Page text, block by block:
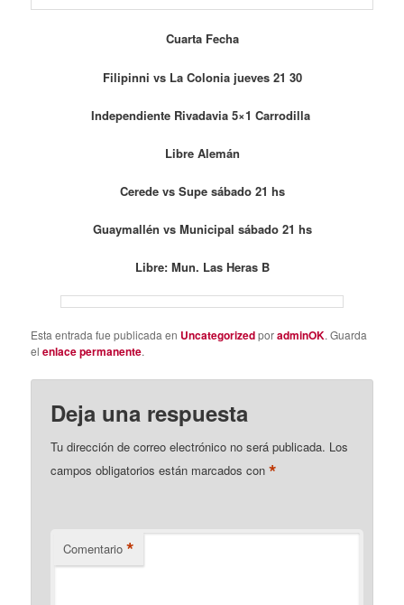
Cuarta Fecha
Filipinni vs La Colonia jueves 21 30
Independiente Rivadavia 5×1 Carrodilla
Libre Alemán
Cerede vs Supe sábado 21 hs
Guaymallén vs Municipal sábado 21 hs
Libre: Mun. Las Heras B
Esta entrada fue publicada en UncategorizedporadminOK. Guarda
elenlace permanente.
Deja una respuesta
Tu dirección de correo electrónico no será publicada. Los
campos obligatorios están marcados con*
Comentario *